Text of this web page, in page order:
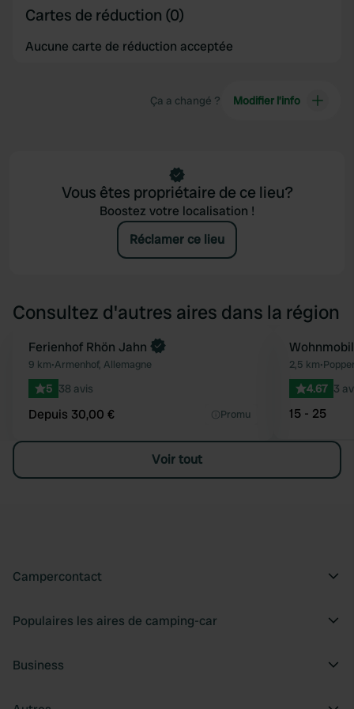
Cartes de réduction (0)
Aucune carte de réduction acceptée
Ça a changé ? Modifier l’info
Vous êtes propriétaire de ce lieu?
Boostez votre localisation !
Réclamer ce lieu
Consultez d'autres aires dans la région
Préféré
Reserve maintenant
Ferienhof Rhön Jahn
9 km•Armenhof, Allemagne
5 38 avis
Depuis 30,00 € Promu
2,5 km•
4.67 3
15 - 25
Voir tout
Campercontact
Populaires les aires de camping-car
Business